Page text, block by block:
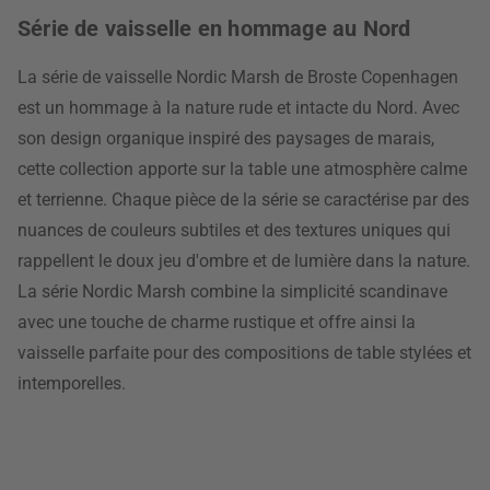
Série de vaisselle en hommage au Nord
La série de vaisselle Nordic Marsh de Broste Copenhagen
est un hommage à la nature rude et intacte du Nord. Avec
son design organique inspiré des paysages de marais,
cette collection apporte sur la table une atmosphère calme
et terrienne. Chaque pièce de la série se caractérise par des
nuances de couleurs subtiles et des textures uniques qui
rappellent le doux jeu d'ombre et de lumière dans la nature.
La série Nordic Marsh combine la simplicité scandinave
avec une touche de charme rustique et offre ainsi la
vaisselle parfaite pour des compositions de table stylées et
intemporelles.